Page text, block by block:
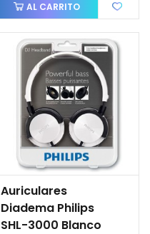
AL CARRITO
Auriculares
Diadema Philips
SHL-3000 Blanco